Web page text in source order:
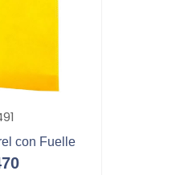
con Fuelle